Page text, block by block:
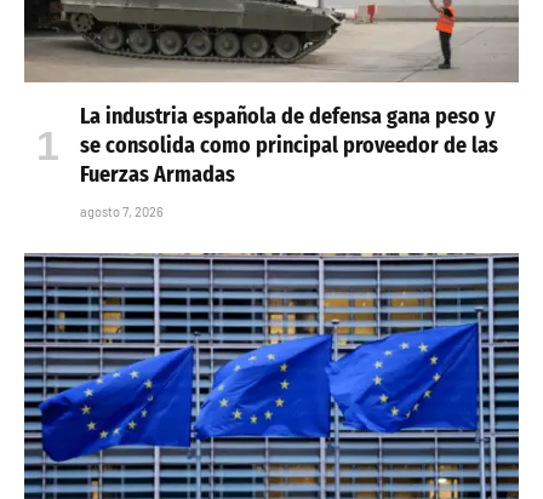
La industria española de defensa gana peso y
se consolida como principal proveedor de las
Fuerzas Armadas
agosto 7, 2026